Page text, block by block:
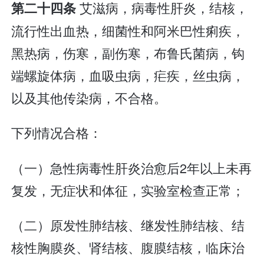
第二十四条艾滋病，病毒性肝炎，结核，
流行性出血热，细菌性和阿米巴性痢疾，
黑热病，伤寒，副伤寒，布鲁氏菌病，钩
端螺旋体病，血吸虫病，疟疾，丝虫病，
以及其他传染病，不合格。
下列情况合格：
（一）急性病毒性肝炎治愈后2年以上未再
复发，无症状和体征，实验室检查正常；
（二）原发性肺结核、继发性肺结核、结
核性胸膜炎、肾结核、腹膜结核，临床治